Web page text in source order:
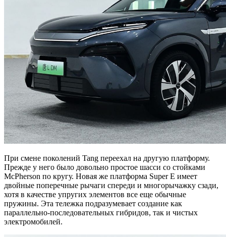
При смене поколений Tang переехал на другую платформу.
Прежде у него было довольно простое шасси со стойками
McPherson по кругу. Новая же платформа Super E имеет
двойные поперечные рычаги спереди и многорычажку сзади,
хотя в качестве упругих элементов все еще обычные
пружины. Эта тележка подразумевает создание как
параллельно-последовательных гибридов, так и чистых
электромобилей.